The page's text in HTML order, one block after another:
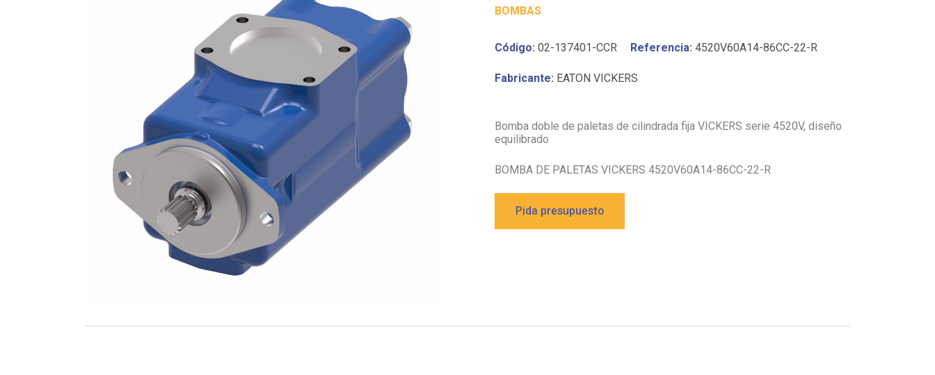
BOMBAS
Código: 02-137401-CCR Referencia: 4520V60A14-86CC-22-R
Fabricante: EATON VICKERS
Bomba doble de paletas de cilindrada fija VICKERS serie 4520V, diseño
equilibrado
BOMBA DE PALETAS VICKERS 4520V60A14-86CC-22-R
Pida presupuesto